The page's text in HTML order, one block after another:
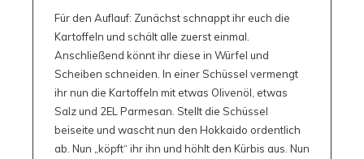
Für den Auflauf: Zunächst schnappt ihr euch die
Kartoffeln und schält alle zuerst einmal.
Anschließend könnt ihr diese in Würfel und
Scheiben schneiden. In einer Schüssel vermengt
ihr nun die Kartoffeln mit etwas Olivenöl, etwas
Salz und 2EL Parmesan. Stellt die Schüssel
beiseite und wascht nun den Hokkaido ordentlich
ab. Nun „köpft“ ihr ihn und höhlt den Kürbis aus. Nun